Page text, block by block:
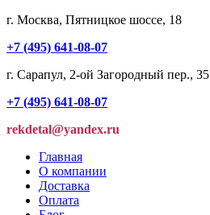
г. Москва, Пятницкое шоссе, 18
+7 (495) 641-08-07
г. Сарапул, 2-ой Загородный пер., 35
+7 (495) 641-08-07
rekdetal@yandex.ru
Главная
О компании
Доставка
Оплата